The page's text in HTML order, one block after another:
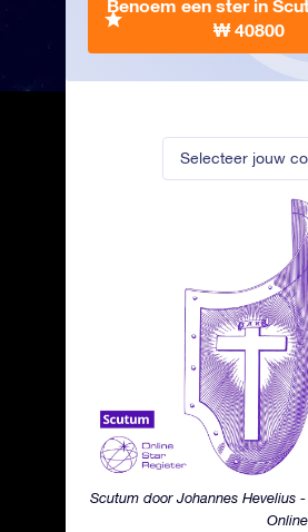
Selecteer jouw
Scutum door Johannes Hevelius
Benoem een ster in
₩ 40800